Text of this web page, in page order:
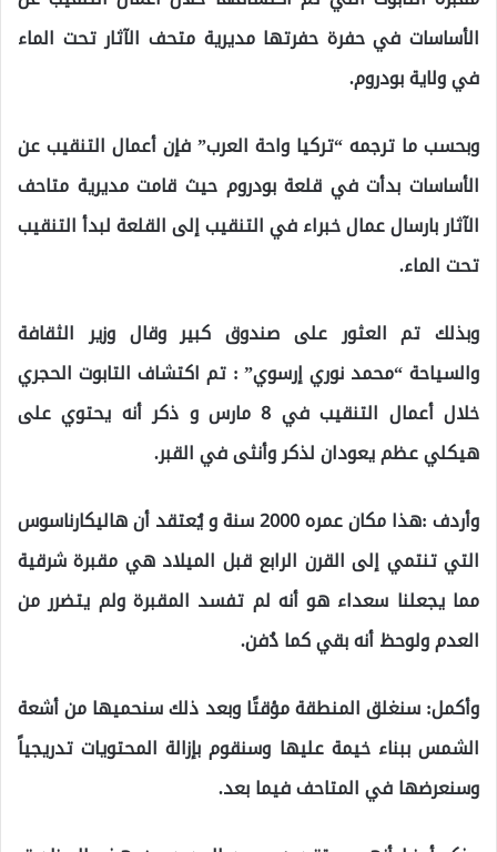
الأساسات في حفرة حفرتها مديرية متحف الآثار تحت الماء
في ولاية بودروم.
وبحسب ما ترجمه “تركيا واحة العرب” فإن أعمال التنقيب عن
الأساسات بدأت في قلعة بودروم حيث قامت مديرية متاحف
الآثار بارسال عمال خبراء في التنقيب إلى القلعة لبدأ التنقيب
تحت الماء.
وبذلك تم العثور على صندوق كبير وقال وزير الثقافة
والسياحة “محمد نوري إرسوي” : تم اكتشاف التابوت الحجري
خلال أعمال التنقيب في 8 مارس و ذكر أنه يحتوي على
هيكلي عظم يعودان لذكر وأنثى في القبر.
وأردف :هذا مكان عمره 2000 سنة و يُعتقد أن هاليكارناسوس
التي تنتمي إلى القرن الرابع قبل الميلاد هي مقبرة شرقية
مما يجعلنا سعداء هو أنه لم تفسد المقبرة ولم يتضرر من
العدم ولوحظ أنه بقي كما دُفن.
وأكمل: سنغلق المنطقة مؤقتًا وبعد ذلك سنحميها من أشعة
الشمس ببناء خيمة عليها وسنقوم بإزالة المحتويات تدريجياً
وسنعرضها في المتاحف فيما بعد.